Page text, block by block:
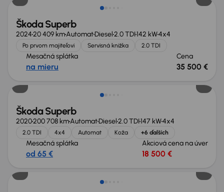
Škoda Superb
202420 409 kmAutomatDiesel2.0 TDI142 kW4x4
Po prvom majiteľovi Servisná knižka 2.0 TDI
Mesačná splátka
na mieru
Cena
35 500 €
Nové v ponuke
Škoda Superb
2020200 708 kmAutomatDiesel2.0 TDI147 kW4x4
2.0 TDI 4x4 Automat Koža +6 ďalších
Mesačná splátka
od 65 €
Akciová cena na úver
18 500 €